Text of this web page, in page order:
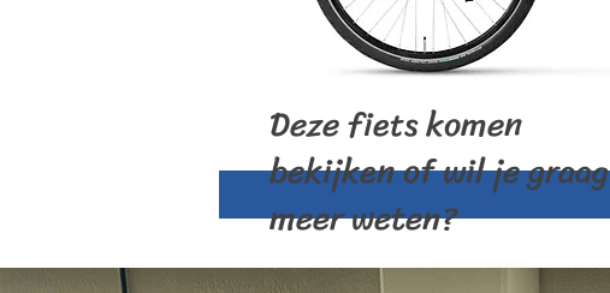
Deze fiets komen
bekijken of wil je graag
meer weten?